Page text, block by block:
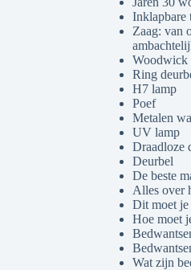
Inklapbare
Zaag: van
Woodwick
Ring
H7 lamp
Poef
Metalen
UV lamp
Draadloze
Deurbel
De beste
Alles over
Dit moet je
Hoe moet
Wat zijn